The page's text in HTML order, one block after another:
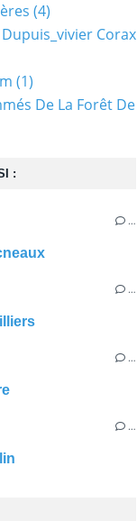
:
…
…
…
…
(4)
Corax
(1)
De La Forêt De